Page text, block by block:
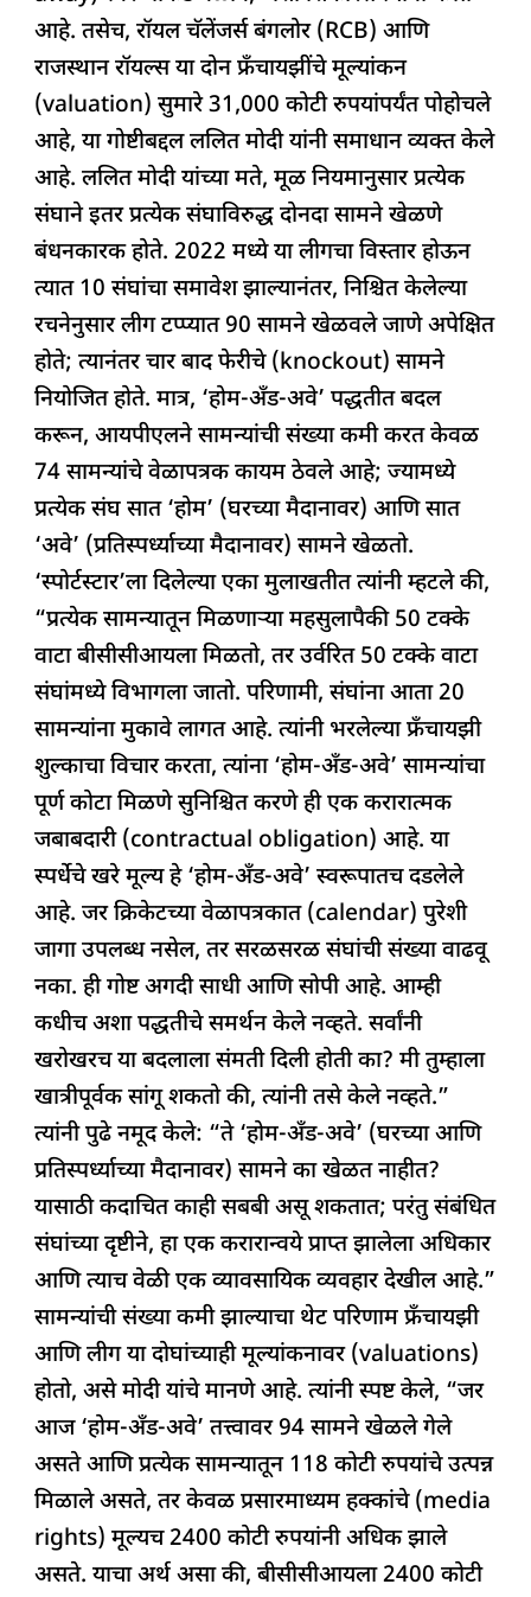
आहे. तसेच, रॉयल चॅलेंजर्स बंगलोर (RCB) आणि
राजस्थान रॉयल्स या दोन फ्रँचायझींचे मूल्यांकन
(valuation) सुमारे 31,000 कोटी रुपयांपर्यंत पोहोचले
आहे, या गोष्टीबद्दल ललित मोदी यांनी समाधान व्यक्त केले
आहे. ललित मोदी यांच्या मते, मूळ नियमानुसार प्रत्येक
संघाने इतर प्रत्येक संघाविरुद्ध दोनदा सामने खेळणे
बंधनकारक होते. 2022 मध्ये या लीगचा विस्तार होऊन
त्यात 10 संघांचा समावेश झाल्यानंतर, निश्चित केलेल्या
रचनेनुसार लीग टप्प्यात 90 सामने खेळवले जाणे अपेक्षित
होते; त्यानंतर चार बाद फेरीचे (knockout) सामने
नियोजित होते. मात्र, ‘होम-अँड-अवे’ पद्धतीत बदल
करून, आयपीएलने सामन्यांची संख्या कमी करत केवळ
74 सामन्यांचे वेळापत्रक कायम ठेवले आहे; ज्यामध्ये
प्रत्येक संघ सात ‘होम’ (घरच्या मैदानावर) आणि सात
‘अवे’ (प्रतिस्पर्ध्याच्या मैदानावर) सामने खेळतो.
‘स्पोर्टस्टार’ला दिलेल्या एका मुलाखतीत त्यांनी म्हटले की,
“प्रत्येक सामन्यातून मिळणाऱ्या महसुलापैकी 50 टक्के
वाटा बीसीसीआयला मिळतो, तर उर्वरित 50 टक्के वाटा
संघांमध्ये विभागला जातो. परिणामी, संघांना आता 20
सामन्यांना मुकावे लागत आहे. त्यांनी भरलेल्या फ्रँचायझी
शुल्काचा विचार करता, त्यांना ‘होम-अँड-अवे’ सामन्यांचा
पूर्ण कोटा मिळणे सुनिश्चित करणे ही एक करारात्मक
जबाबदारी (contractual obligation) आहे. या
स्पर्धेचे खरे मूल्य हे ‘होम-अँड-अवे’ स्वरूपातच दडलेले
आहे. जर क्रिकेटच्या वेळापत्रकात (calendar) पुरेशी
जागा उपलब्ध नसेल, तर सरळसरळ संघांची संख्या वाढवू
नका. ही गोष्ट अगदी साधी आणि सोपी आहे. आम्ही
कधीच अशा पद्धतीचे समर्थन केले नव्हते. सर्वांनी
खरोखरच या बदलाला संमती दिली होती का? मी तुम्हाला
खात्रीपूर्वक सांगू शकतो की, त्यांनी तसे केले नव्हते.”
त्यांनी पुढे नमूद केले: “ते ‘होम-अँड-अवे’ (घरच्या आणि
प्रतिस्पर्ध्याच्या मैदानावर) सामने का खेळत नाहीत?
यासाठी कदाचित काही सबबी असू शकतात; परंतु संबंधित
संघांच्या दृष्टीने, हा एक करारान्वये प्राप्त झालेला अधिकार
आणि त्याच वेळी एक व्यावसायिक व्यवहार देखील आहे.”
सामन्यांची संख्या कमी झाल्याचा थेट परिणाम फ्रँचायझी
आणि लीग या दोघांच्याही मूल्यांकनावर (valuations)
होतो, असे मोदी यांचे मानणे आहे. त्यांनी स्पष्ट केले, “जर
आज ‘होम-अँड-अवे’ तत्त्वावर 94 सामने खेळले गेले
असते आणि प्रत्येक सामन्यातून 118 कोटी रुपयांचे उत्पन्न
मिळाले असते, तर केवळ प्रसारमाध्यम हक्कांचे (media
rights) मूल्यच 2400 कोटी रुपयांनी अधिक झाले
असते. याचा अर्थ असा की, बीसीसीआयला 2400 कोटी